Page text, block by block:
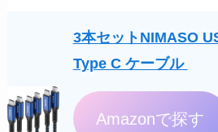
3本セットNIMASO
Type C ケーブル
Amazonで探す